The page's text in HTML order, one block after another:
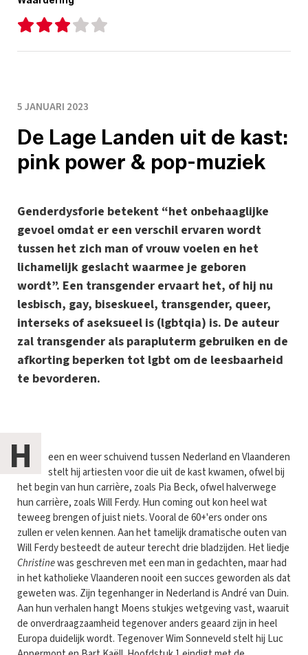
5 JANUARI 2023
De Lage Landen uit de kast:
pink power & pop-muziek
Genderdysforie betekent “het onbehaaglijke
gevoel omdat er een verschil ervaren wordt
tussen het zich man of vrouw voelen en het
lichamelijk geslacht waarmee je geboren
wordt”. Een transgender ervaart het, of hij nu
lesbisch, gay, biseskueel, transgender, queer,
interseks of aseksueel is (lgbtqia) is. De auteur
zal transgender als parapluterm gebruiken en de
afkorting beperken tot lgbt om de leesbaarheid
te bevorderen.
H
een en weer schuivend tussen Nederland en Vlaanderen
stelt hij artiesten voor die uit de kast kwamen, ofwel bij
het begin van hun carrière, zoals Pia Beck, ofwel halverwege
hun carrière, zoals Will Ferdy. Hun coming out kon heel wat
teweeg brengen of juist niets. Vooral de 60+'ers onder ons
zullen er velen kennen. Aan het tamelijk dramatische outen van
Will Ferdy besteedt de auteur terecht drie bladzijden. Het liedje
Christinewas geschreven met een man in gedachten, maar had
in het katholieke Vlaanderen nooit een succes geworden als dat
geweten was. Zijn tegenhanger in Nederland is André van Duin.
Aan hun verhalen hangt Moens stukjes wetgeving vast, waaruit
de onverdraagzaamheid tegenover anders geaard zijn in heel
Europa duidelijk wordt. Tegenover Wim Sonneveld stelt hij Luc